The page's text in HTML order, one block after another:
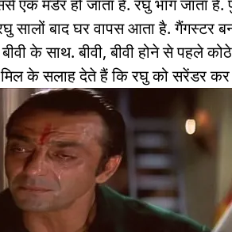
एक मर्डर हो जाता है. रघु भाग जाता
सालों बाद घर वापस आता है. गैंगस्टर
के साथ. बीवी, बीवी होने से पहले
मिल के सलाह देते हैं कि रघु को सरेंडर